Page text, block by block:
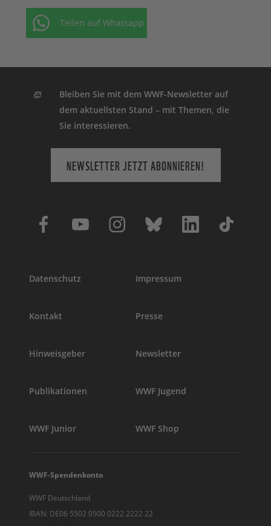
Teilen auf Whatsapp
Bleiben Sie mit dem WWF-Newsletter auf
dem aktuellsten Stand – mit Themen, die
Sie interessieren.
NEWSLETTER JETZT ABONNIEREN!
Datenschutz Impressum
Kontakt Presse
Hinweisgeber Newsletter
Publikationen WWF Jugend
WWF Junior WWF Shop
WWF-Spendenkonto
WWF Deutschland
IBAN: DE06 5502 0500 0222 2222 22